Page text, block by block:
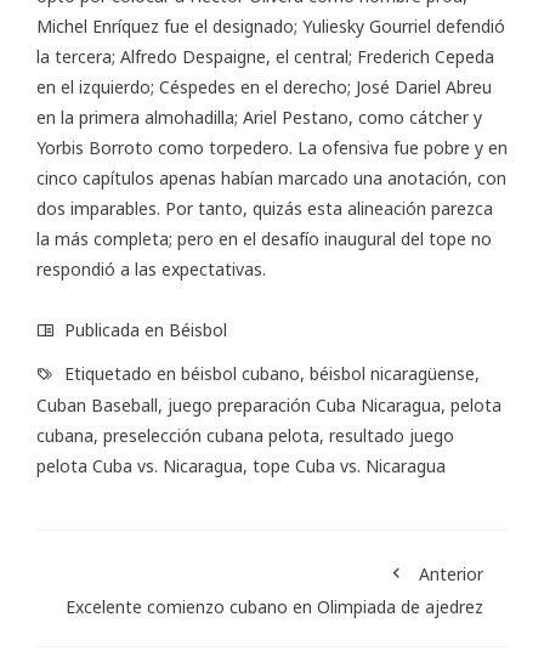
Michel Enríquez fue el designado; Yuliesky Gourriel defendió
la tercera; Alfredo Despaigne, el central; Frederich Cepeda
en el izquierdo; Céspedes en el derecho; José Dariel Abreu
en la primera almohadilla; Ariel Pestano, como cátcher y
Yorbis Borroto como torpedero. La ofensiva fue pobre y en
cinco capítulos apenas habían marcado una anotación, con
dos imparables. Por tanto, quizás esta alineación parezca
la más completa; pero en el desafío inaugural del tope no
respondió a las expectativas.
Publicada en Béisbol
Etiquetado en béisbol cubano, béisbol nicaragüense,
Cuban Baseball, juego preparación Cuba Nicaragua, pelota
cubana, preselección cubana pelota, resultado juego
pelota Cuba vs. Nicaragua, tope Cuba vs. Nicaragua
Anterior
Excelente comienzo cubano en Olimpiada de ajedrez